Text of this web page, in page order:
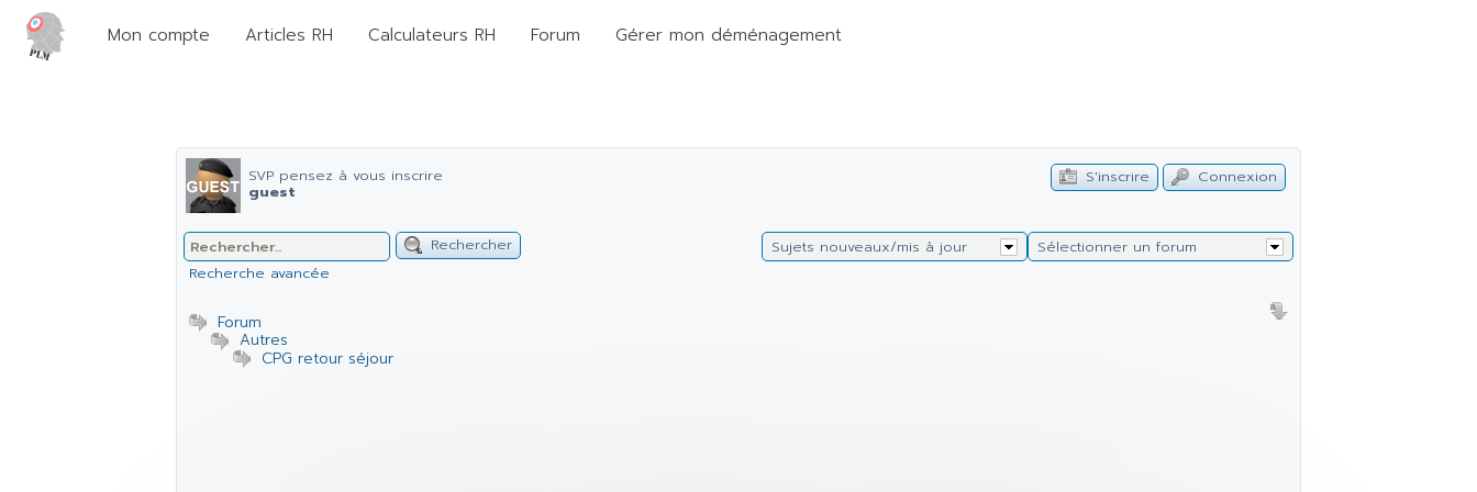
Mon compte Articles RH Calculateurs RH Forum Gérer mon déménagement
SVP pensez à vous inscrire
guest
Connexion
S'inscrire
Sélectionner un forum
Sujets nouveaux/mis à jour
Rechercher
Recherche avancée
Forum
Autres
CPG retour séjour